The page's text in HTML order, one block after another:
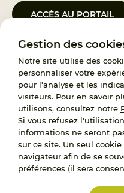
Gestion des
Notre site utilise des
personnaliser votre
pour l'analyse et les
visiteurs. Pour en savoir
utilisons, consultez notre
Si vous refusez
informations ne seront
sur ce site. Un seul
navigateur afin de se
préférences (il sera
ACCÈS AU PORTAIL
Le Groupement d’Intérêt
janvier 2023, a pour objet
119, d’accompagnement des
demandes d’accès aux
Protégée est également un
l’ensemble des
politique publique à travers le
nationaux.